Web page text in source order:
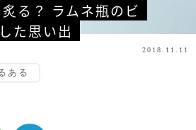
る？ ラムネ瓶のビ
た思い出
2018.11.11
ある